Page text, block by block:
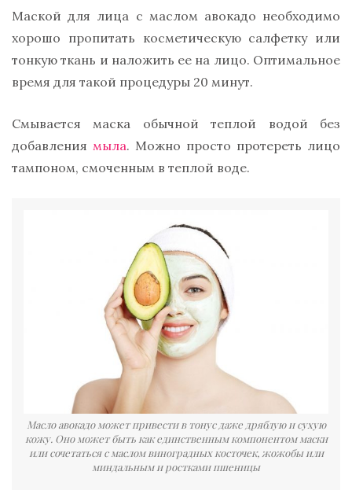
Маской для лица с маслом авокадо необходимо
хорошо пропитать косметическую салфетку или
тонкую ткань и наложить ее на лицо. Оптимальное
время для такой процедуры 20 минут.
Смывается маска обычной теплой водой без
добавления мыла. Можно просто протереть лицо
тампоном, смоченным в теплой воде.
Масло авокадо может привести в тонус даже дряблую и сухую
кожу. Оно может быть как единственным компонентом маски
или сочетаться с маслом виноградных косточек, жожобы или
миндальным и ростками пшеницы